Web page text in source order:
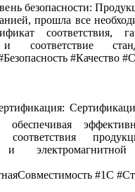
безопасности:
прошла все
соответствия,
и соответствие
#Качество
соответствия
и электромагнитной
#1C